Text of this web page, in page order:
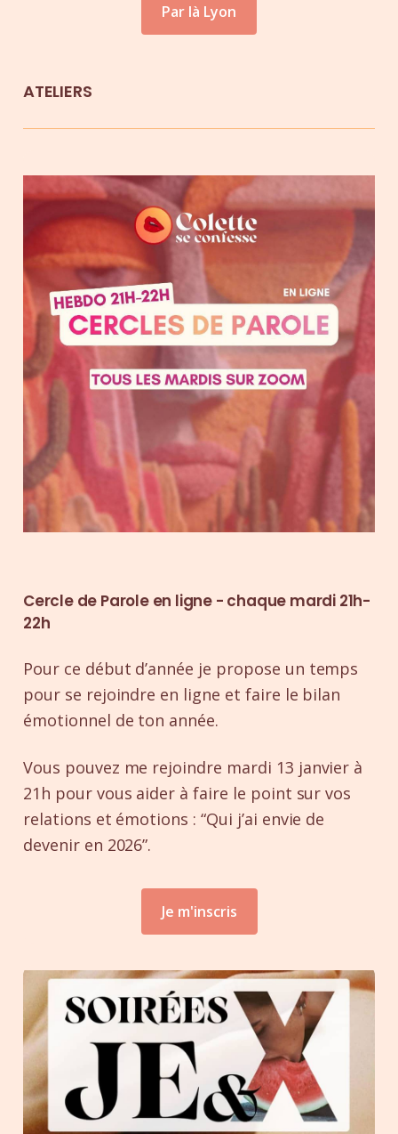
Par là Lyon
ATELIERS
Cercle de Parole en ligne - chaque mardi 21h-
22h
Pour ce début d’année je propose un temps
pour se rejoindre en ligne et faire le bilan
émotionnel de ton année.
Vous pouvez me rejoindre mardi 13 janvier à
21h pour vous aider à faire le point sur vos
relations et émotions : “Qui j’ai envie de
devenir en 2026”.
Je m'inscris